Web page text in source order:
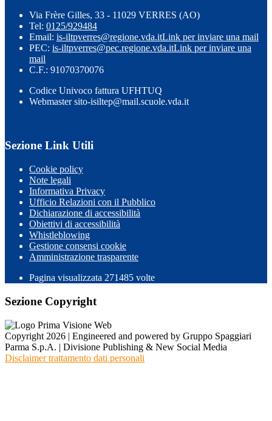
Via Frère Gilles, 33 - 11029 VERRES (AO)
Tel: 0125/929484
Email: is-iltpverres@regione.vda.itLink per inviare una mail
PEC: is-iltpverres@pec.regione.vda.itLink per inviare una
mail
C.F.: 91070370076
Codice Univoco fattura UFHTUQ
Webmaster sito-isiltep@mail.scuole.vda.it
Sezione Link Utili
Cookie policy
Note legali
Informativa Privacy
Ufficio Relazioni con il Pubblico
Dichiarazione di accessibilità
Obiettivi di accessibilità
Whistleblowing
Gestione consensi cookie
Amministrazione trasparente
Pagina visualizzata 271485 volte
Sezione Copyright
Copyright 2026 | Engineered and powered by Gruppo Spaggiari
Parma S.p.A. | Divisione Publishing & New Social Media
Disclaimer trattamento dati personali